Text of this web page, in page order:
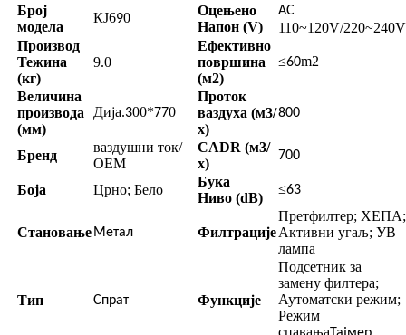
Број
модела
КЈ690
Оцењено
Напон (V)
AC
110~120V/220~240V
Производ
Тежина
(кг)
9.0
Ефективно
површина
(м2)
≤60m2
Величина
производа
(мм)
Дија.300*770
Проток
ваздуха (м3/
х)
800
Бренд
ваздушни ток/
ОЕМ
CADR (м3/
х)
700
Боја Црно; Бело
Бука
Ниво (dB)
≤63
Становање Метал Филтрације
Претфилтер; ХЕПА;
Активни угаљ; УВ
лампа
Тип Спрат Функције
Подсетник за
замену филтера;
Аутоматски режим;
Режим
спавања